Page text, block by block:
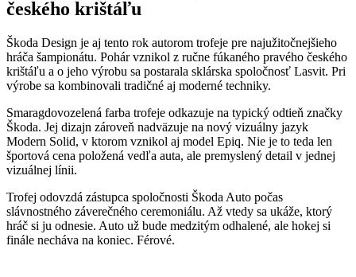
českého krištáľu
Škoda Design je aj tento rok autorom trofeje pre najužitočnejšieho
hráča šampionátu. Pohár vznikol z ručne fúkaného pravého českého
krištáľu a o jeho výrobu sa postarala sklárska spoločnosť Lasvit. Pri
výrobe sa kombinovali tradičné aj moderné techniky.
Smaragdovozelená farba trofeje odkazuje na typický odtieň značky
Škoda. Jej dizajn zároveň nadväzuje na nový vizuálny jazyk
Modern Solid, v ktorom vznikol aj model Epiq. Nie je to teda len
športová cena položená vedľa auta, ale premyslený detail v jednej
vizuálnej línii.
Trofej odovzdá zástupca spoločnosti Škoda Auto počas
slávnostného záverečného ceremoniálu. Až vtedy sa ukáže, ktorý
hráč si ju odnesie. Auto už bude medzitým odhalené, ale hokej si
finále necháva na koniec. Férové.